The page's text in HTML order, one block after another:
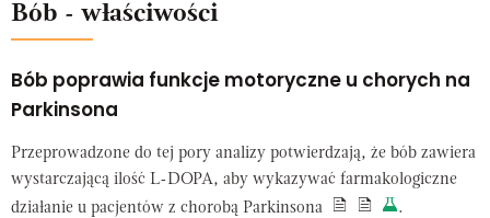
Bób - właściwości
Bób poprawia funkcje motoryczne u chorych na
Parkinsona
Przeprowadzone do tej pory analizy potwierdzają, że bób zawiera
wystarczającą ilość L-DOPA, aby wykazywać farmakologiczne
działanie u pacjentów z chorobą Parkinsona
.